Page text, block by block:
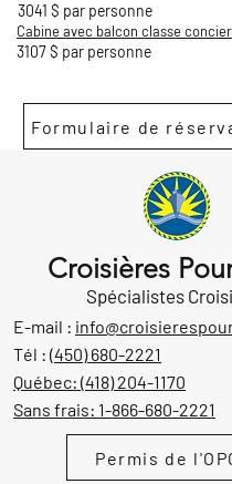
3041 $ par personne
Cabine avec balcon classe
3107 $ par personne
Formulaire de
Croisières
Spécialistes
E-mail :
Tél : (450) 680-2221
Québec: (418) 204-1170
Sans frais: 1-866-680-2221
Permis de